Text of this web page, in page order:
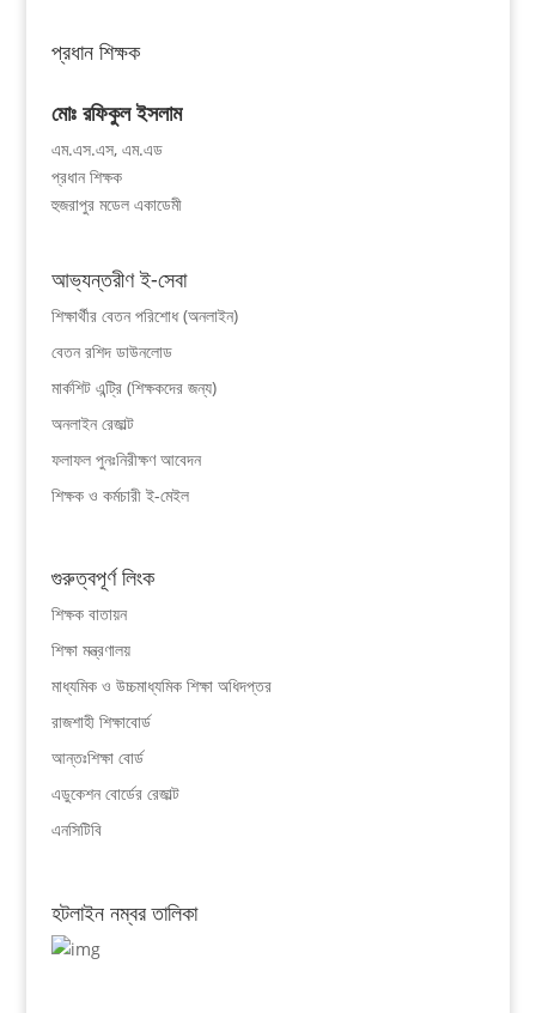
প্রধান শিক্ষক
মোঃ রফিকুল ইসলাম
এম.এস.এস, এম.এড
প্রধান শিক্ষক
হুজরাপুর মডেল একাডেমী
আভ্যন্তরীণ ই-সেবা
শিক্ষার্থীর বেতন পরিশোধ (অনলাইন)
বেতন রশিদ ডাউনলোড
মার্কশিট এন্ট্রি (শিক্ষকদের জন্য)
অনলাইন রেজাল্ট
ফলাফল পুনঃনিরীক্ষণ আবেদন
শিক্ষক ও কর্মচারী ই-মেইল
গুরুত্বপূর্ণ লিংক
শিক্ষক বাতায়ন
শিক্ষা মন্ত্রণালয়
মাধ্যমিক ও উচ্চমাধ্যমিক শিক্ষা অধিদপ্তর
রাজশাহী শিক্ষাবোর্ড
আন্তঃশিক্ষা বোর্ড
এডুকেশন বোর্ডের রেজাল্ট
এনসিটিবি
হটলাইন নম্বর তালিকা